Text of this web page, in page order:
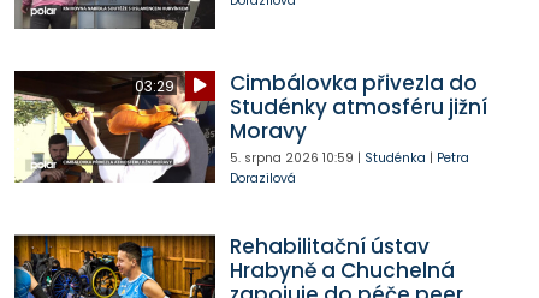
03:29
Cimbálovka přivezla do
Studénky atmosféru jižní
Moravy
5. srpna 2026 10:59 | Studénka | Petra
Dorazilová
Rehabilitační ústav
Hrabyně a Chuchelná